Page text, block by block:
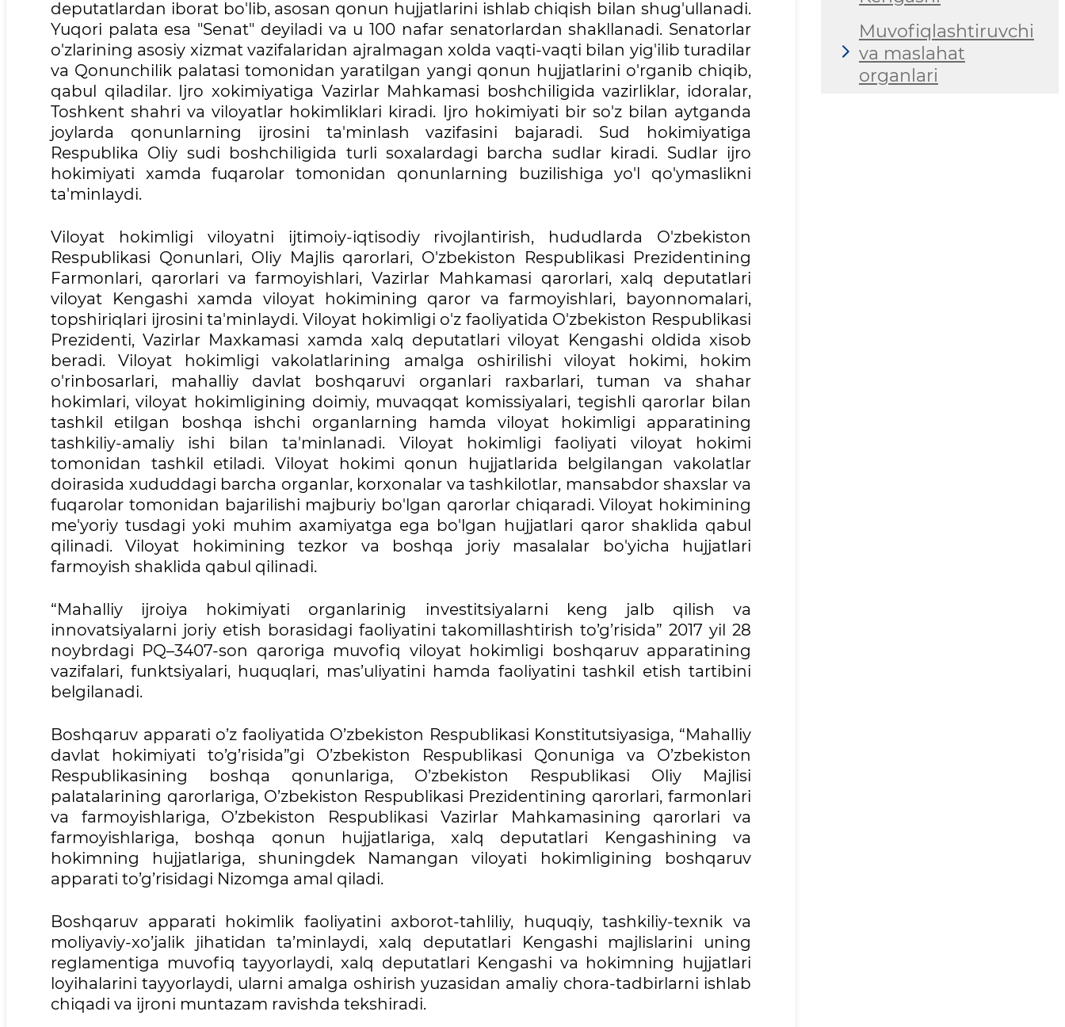
deputatlardan iborat bo'lib, asosan qonun hujjatlarini ishlab chiqish bilan shug'ullanadi.
Yuqori palata esa "Senat" deyiladi va u 100 nafar senatorlardan shakllanadi. Senatorlar
o'zlarining asosiy xizmat vazifalaridan ajralmagan xolda vaqti-vaqti bilan yig'ilib turadilar
va Qonunchilik palatasi tomonidan yaratilgan yangi qonun hujjatlarini o'rganib chiqib,
qabul qiladilar. Ijro xokimiyatiga Vazirlar Mahkamasi boshchiligida vazirliklar, idoralar,
Toshkent shahri va viloyatlar hokimliklari kiradi. Ijro hokimiyati bir so'z bilan aytganda
joylarda qonunlarning ijrosini ta'minlash vazifasini bajaradi. Sud hokimiyatiga
Respublika Oliy sudi boshchiligida turli soxalardagi barcha sudlar kiradi. Sudlar ijro
hokimiyati xamda fuqarolar tomonidan qonunlarning buzilishiga yo'l qo'ymaslikni
ta'minlaydi.
Viloyat hokimligi viloyatni ijtimoiy-iqtisodiy rivojlantirish, hududlarda O'zbekiston
Respublikasi Qonunlari, Oliy Majlis qarorlari, O'zbekiston Respublikasi Prezidentining
Farmonlari, qarorlari va farmoyishlari, Vazirlar Mahkamasi qarorlari, xalq deputatlari
viloyat Kengashi xamda viloyat hokimining qaror va farmoyishlari, bayonnomalari,
topshiriqlari ijrosini ta'minlaydi. Viloyat hokimligi o'z faoliyatida O'zbekiston Respublikasi
Prezidenti, Vazirlar Maxkamasi xamda xalq deputatlari viloyat Kengashi oldida xisob
beradi. Viloyat hokimligi vakolatlarining amalga oshirilishi viloyat hokimi, hokim
o'rinbosarlari, mahalliy davlat boshqaruvi organlari raxbarlari, tuman va shahar
hokimlari, viloyat hokimligining doimiy, muvaqqat komissiyalari, tegishli qarorlar bilan
tashkil etilgan boshqa ishchi organlarning hamda viloyat hokimligi apparatining
tashkiliy-amaliy ishi bilan ta'minlanadi. Viloyat hokimligi faoliyati viloyat hokimi
tomonidan tashkil etiladi. Viloyat hokimi qonun hujjatlarida belgilangan vakolatlar
doirasida xududdagi barcha organlar, korxonalar va tashkilotlar, mansabdor shaxslar va
fuqarolar tomonidan bajarilishi majburiy bo'lgan qarorlar chiqaradi. Viloyat hokimining
me'yoriy tusdagi yoki muhim axamiyatga ega bo'lgan hujjatlari qaror shaklida qabul
qilinadi. Viloyat hokimining tezkor va boshqa joriy masalalar bo'yicha hujjatlari
farmoyish shaklida qabul qilinadi.
“Mahalliy ijroiya hokimiyati organlarinig investitsiyalarni keng jalb qilish va
innovatsiyalarni joriy etish borasidagi faoliyatini takomillashtirish to’g’risida” 2017 yil 28
noybrdagi PQ–3407-son qaroriga muvofiq viloyat hokimligi boshqaruv apparatining
vazifalari, funktsiyalari, huquqlari, mas’uliyatini hamda faoliyatini tashkil etish tartibini
belgilanadi.
Boshqaruv apparati o’z faoliyatida O’zbekiston Respublikasi Konstitutsiyasiga, “Mahalliy
davlat hokimiyati to’g’risida”gi O’zbekiston Respublikasi Qonuniga va O’zbekiston
Respublikasining boshqa qonunlariga, O’zbekiston Respublikasi Oliy Majlisi
palatalarining qarorlariga, O’zbekiston Respublikasi Prezidentining qarorlari, farmonlari
va farmoyishlariga, O’zbekiston Respublikasi Vazirlar Mahkamasining qarorlari va
farmoyishlariga, boshqa qonun hujjatlariga, xalq deputatlari Kengashining va
hokimning hujjatlariga, shuningdek Namangan viloyati hokimligining boshqaruv
apparati to’g’risidagi Nizomga amal qiladi.
Boshqaruv apparati hokimlik faoliyatini axborot-tahliliy, huquqiy, tashkiliy-texnik va
moliyaviy-xo’jalik jihatidan ta’minlaydi, xalq deputatlari Kengashi majlislarini uning
reglamentiga muvofiq tayyorlaydi, xalq deputatlari Kengashi va hokimning hujjatlari
loyihalarini tayyorlaydi, ularni amalga oshirish yuzasidan amaliy chora-tadbirlarni ishlab
chiqadi va ijroni muntazam ravishda tekshiradi.
Muvofiqlashtiruvchi
va maslahat
organlari